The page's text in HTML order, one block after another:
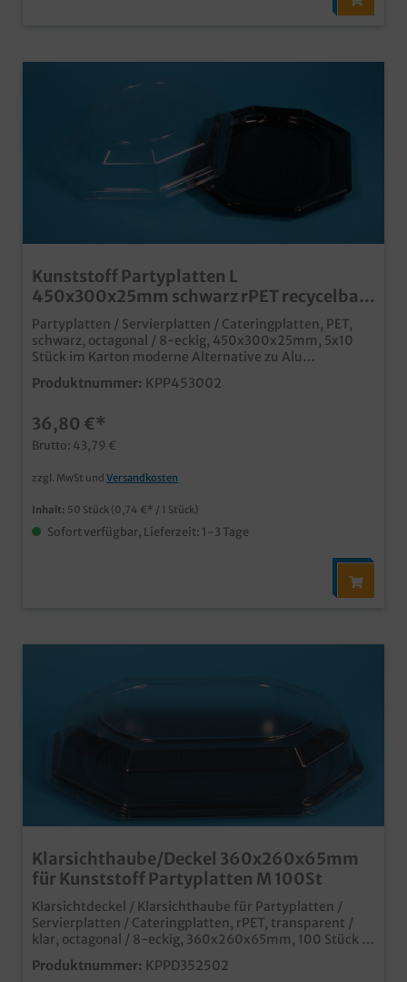
Kunststoff Partyplatten L
450x300x25mm schwarz rPET recycelbar
50St
Partyplatten / Servierplatten / Cateringplatten, PET,
schwarz, octagonal / 8-eckig, 450x300x25mm, 5x10
Stück im Karton moderne Alternative zu Alu
Partyplattenaus recyceltem und wieder recycelbarem
rPET Material in verschiedenen Größen erhältlich
ideal für den Einsatz im Catering und Partyservice
Produktnummer: KPP453002
36,80 €*
Brutto: 43,79 €
zzgl. MwSt und Versandkosten
Inhalt: 50 Stück (0,74 €* / 1 Stück)
Sofort verfügbar, Lieferzeit: 1-3 Tage
Klarsichthaube/Deckel 360x260x65mm
für Kunststoff Partyplatten M 100St
Klarsichtdeckel / Klarsichthaube für Partyplatten /
Servierplatten / Cateringplatten, rPET, transparent /
klar, octagonal / 8-eckig, 360x260x65mm, 100 Stück in
recyceltem und wieder recycelbarem rPET Material in
Produktnummer: KPPD352502